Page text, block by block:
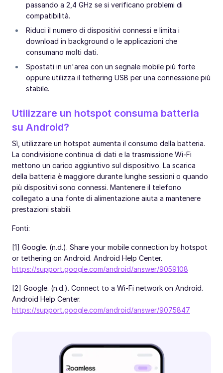
passando a 2,4 GHz se si verificano problemi di
compatibilità.
Riduci il numero di dispositivi connessi e limita i
download in background o le applicazioni che
consumano molti dati.
Spostati in un'area con un segnale mobile più forte
oppure utilizza il tethering USB per una connessione più
stabile.
Utilizzare un hotspot consuma batteria
su Android?
Sì, utilizzare un hotspot aumenta il consumo della batteria.
La condivisione continua di dati e la trasmissione Wi-Fi
mettono un carico aggiuntivo sul dispositivo. La scarica
della batteria è maggiore durante lunghe sessioni o quando
più dispositivi sono connessi. Mantenere il telefono
collegato a una fonte di alimentazione aiuta a mantenere
prestazioni stabili.
Fonti:
[1] Google. (n.d.). Share your mobile connection by hotspot
or tethering on Android. Android Help Center.
https://support.google.com/android/answer/9059108
[2] Google. (n.d.). Connect to a Wi-Fi network on Android.
Android Help Center.
https://support.google.com/android/answer/9075847